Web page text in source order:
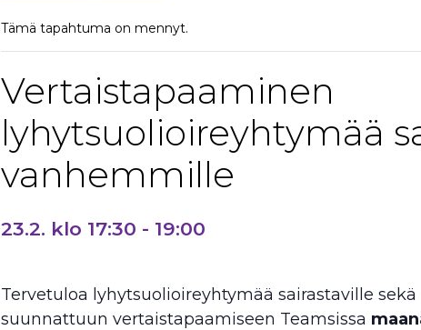
Tämä tapahtuma on mennyt.
Vertaistapaaminen
lyhytsuolioireyhtymää
vanhemmille
23.2. klo 17:30 - 19:00
Tervetuloa lyhytsuolioireyhtymää sairastaville
suunnattuun vertaistapaamiseen Teamsissa